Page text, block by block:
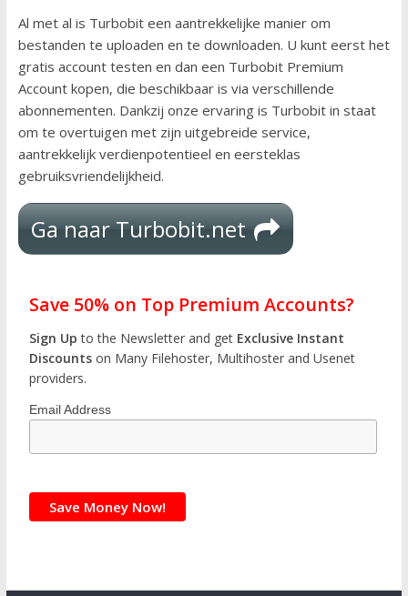
Al met al is Turbobit een aantrekkelijke manier om
bestanden te uploaden en te downloaden. U kunt eerst het
gratis account testen en dan een Turbobit Premium
Account kopen, die beschikbaar is via verschillende
abonnementen. Dankzij onze ervaring is Turbobit in staat
om te overtuigen met zijn uitgebreide service,
aantrekkelijk verdienpotentieel en eersteklas
gebruiksvriendelijkheid.
Ga naar Turbobit.net
Save 50% on Top Premium Accounts?
Sign Up to the Newsletter and get Exclusive Instant
Discounts on Many Filehoster, Multihoster and Usenet
providers.
Email Address